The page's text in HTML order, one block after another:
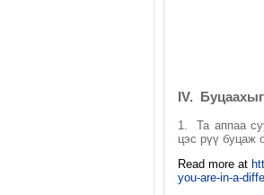
IV.
1. Та аппаа
цэс рүү буцаж
Read more at
you-are-in-a-